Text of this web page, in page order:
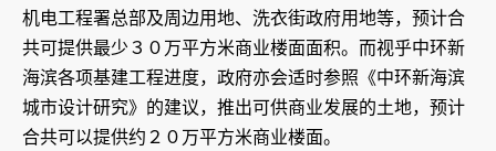
机电工程署总部及周边用地、洗衣街政府用地等，预计合
共可提供最少３０万平方米商业楼面面积。而视乎中环新
海滨各项基建工程进度，政府亦会适时参照《中环新海滨
城市设计研究》的建议，推出可供商业发展的土地，预计
合共可以提供约２０万平方米商业楼面。